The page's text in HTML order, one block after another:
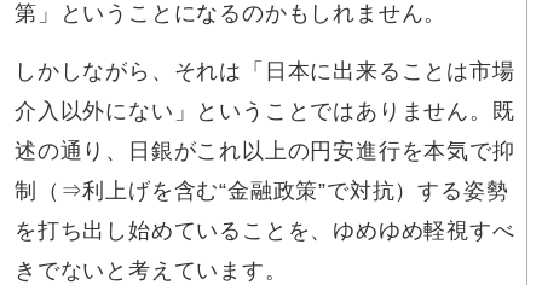
第」ということになるのかもしれません。
しかしながら、それは「日本に出来ることは市場
介入以外にない」ということではありません。既
述の通り、日銀がこれ以上の円安進行を本気で抑
制（⇒利上げを含む“金融政策”で対抗）する姿勢
を打ち出し始めていることを、ゆめゆめ軽視すべ
きでないと考えています。